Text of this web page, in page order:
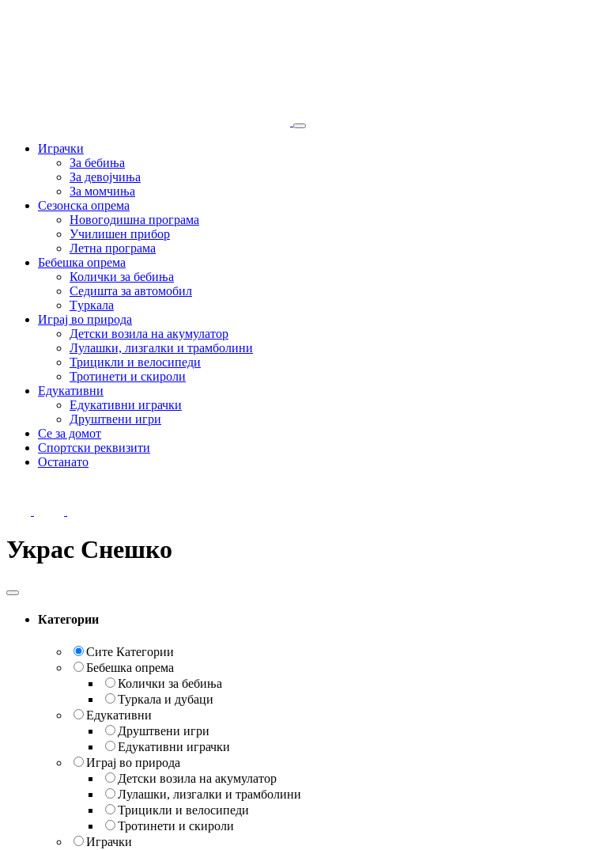
Играчки
За бебиња
За девојчиња
За момчиња
Сезонска опрема
Новогодишна програма
Училишен прибор
Летна програма
Бебешка опрема
Колички за бебиња
Седишта за автомобил
Tуркала
Играј во природа
Детски возила на акумулатор
Лулашки, лизгалки и трамболини
Трицикли и велосипеди
Тротинети и скироли
Едукативни
Едукативни играчки
Друштвени игри
Се за домот
Спортски реквизити
Останато
Украс Снешко
Категории
Сите Категории
Бебешка опрема
Колички за бебиња
Туркала и дубаци
Едукативни
Друштвени игри
Едукативни играчки
Играј во природа
Детски возила на акумулатор
Лулашки, лизгалки и трамболини
Трицикли и велосипеди
Тротинети и скироли
Играчки